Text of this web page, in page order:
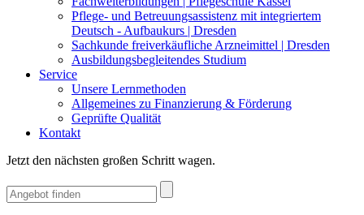
Pflege- und Betreuungsassistenz mit integriertem
Deutsch - Aufbaukurs | Dresden
Sachkunde freiverkäufliche Arzneimittel | Dresden
Ausbildungsbegleitendes Studium
Service
Unsere Lernmethoden
Allgemeines zu Finanzierung & Förderung
Geprüfte Qualität
Kontakt
Jetzt den nächsten großen Schritt wagen.